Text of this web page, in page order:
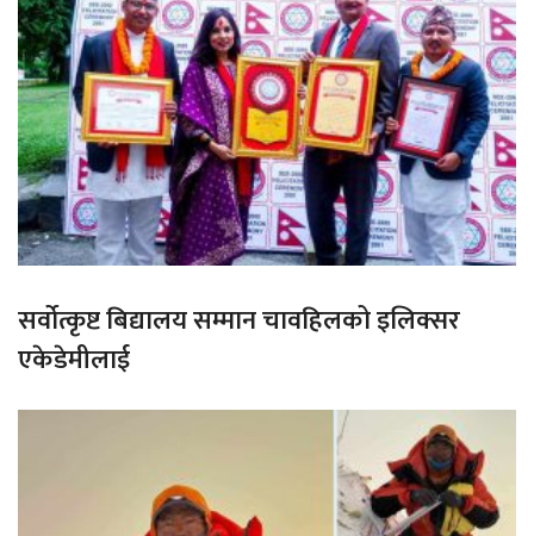
सर्वोत्कृष्ट बिद्यालय सम्मान चावहिलको इलिक्सर
एकेडेमीलाई